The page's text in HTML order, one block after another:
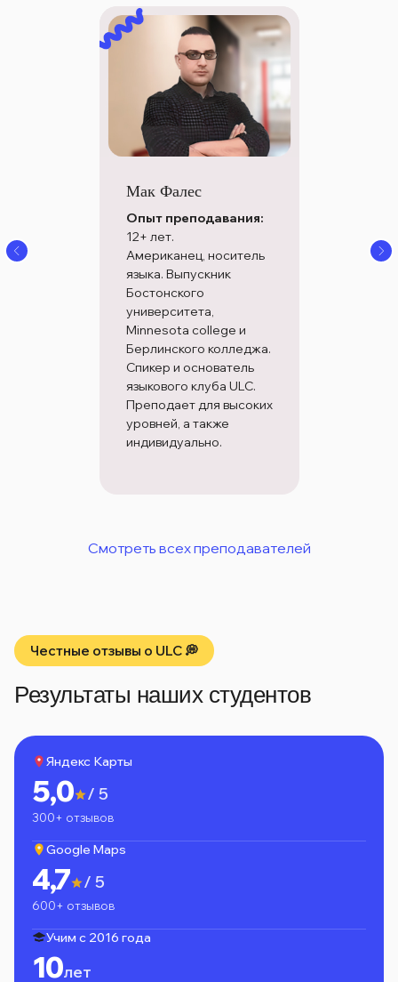
Мак Фалес
Опыт преподавания:
12+ лет.
Американец, носитель
языка. Выпускник
Бостонского
университета,
Minnesota college и
Берлинского колледжа.
Спикер и основатель
языкового клуба ULC.
Преподает для высоких
уровней, а также
индивидуально.
Смотреть всех преподавателей
Честные отзывы о ULC 💭
Результаты наших студентов
Яндекс Карты
5,0 / 5
300+ отзывов
Google Maps
4,7 / 5
600+ отзывов
Учим с 2016 года
10лет